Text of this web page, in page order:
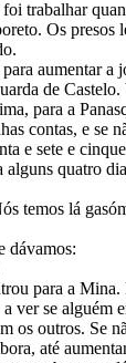
trabalhar
Os presos
aumentar a
de
para a
contas, e se
e sete e
alguns quatro
temos lá
dávamos:
para a Mina.
ver se alguém
os outros. Se
até